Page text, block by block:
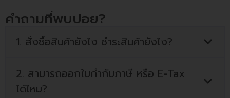
คำถามที่พบบ่อย?
1. สั่งซื้อสินค้ายังไง ชำระสินค้ายังไง?
2. สามารถออกใบกำกับภาษี หรือ E-Tax
ได้ไหม?